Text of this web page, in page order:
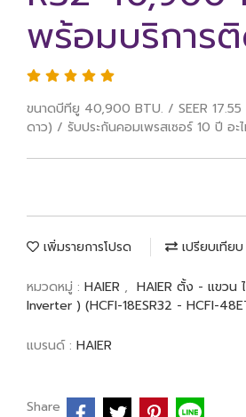
พร้อมบริการ
ขนาดบีทียู 40,900 BTU. / SEER 17.55
ดาว) / รับประกันคอมเพรสเซอร์ 10 ปี อะ
เพิ่มรายการโปรด เปรียบเทียบ
หมวดหมู่ : HAIER , HAIER ตั้ง - แขวน
Inverter ) (HCFI-18ESR32 - HCFI-
แบรนด์ : HAIER
Share